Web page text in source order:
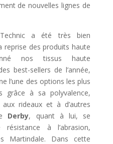
de nouvelles lignes de
a été très bien
reprise des produits haute
nos tissus haute
best-sellers de l’année,
l’une des options les plus
grâce à sa polyvalence,
aux rideaux et à d’autres
Derby, quant à lui, se
à l’abrasion,
Martindale. Dans cette